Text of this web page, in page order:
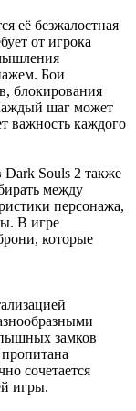
её безжалостная
от игрока
Бои
блокирования
шаг может
важность каждого
Dark Souls 2 также
между
персонажа,
В игре
которые
замков
сочетается
игры.